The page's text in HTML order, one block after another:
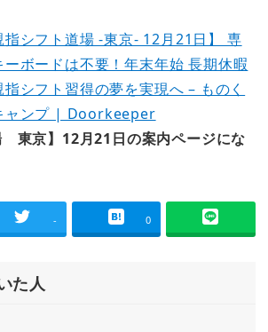
指シフト道場 -東京- 12月21日】 専
ーボードは不要！年末年始 長期休暇
指シフト習得の夢を実現へ – ものく
ャンプ | Doorkeeper
東京】12月21日の案内ページにな
- 0
た人